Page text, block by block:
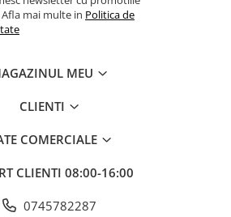
mai multe in Politica de
MEU
CLIENTI
COMERCIALE
CLIENTI 08:00-16:00
0745782287